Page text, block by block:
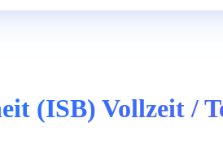
(ISB) Vollzeit /